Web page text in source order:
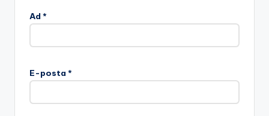
Ad *
E-posta *